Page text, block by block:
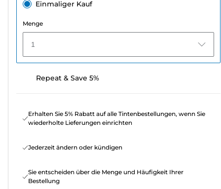
Einmaliger Kauf
Menge
1
Repeat & Save 5%
Erhalten Sie 5% Rabatt auf alle Tintenbestellungen, wenn Sie
wiederholte Lieferungen einrichten
Jederzeit ändern oder kündigen
Sie entscheiden über die Menge und Häufigkeit Ihrer
Bestellung